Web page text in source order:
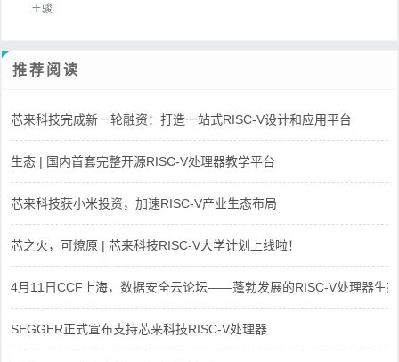
王骏
推荐阅读
芯来科技完成新一轮融资：打造一站式RISC-V设计和应用平台
生态 | 国内首套完整开源RISC-V处理器教学平台
芯来科技获小米投资，加速RISC-V产业生态布局
芯之火，可燎原 | 芯来科技RISC-V大学计划上线啦！
4月11日CCF上海，数据安全云论坛——蓬勃发展的RISC-V处理器生态
SEGGER正式宣布支持芯来科技RISC-V处理器